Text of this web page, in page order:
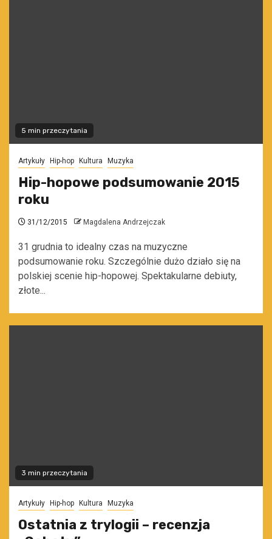
5 min przeczytania
Artykuły Hip-hop Kultura Muzyka
Hip-hopowe podsumowanie 2015
roku
31/12/2015 Magdalena Andrzejczak
31 grudnia to idealny czas na muzyczne
podsumowanie roku. Szczególnie dużo działo się na
polskiej scenie hip-hopowej. Spektakularne debiuty,
złote...
3 min przeczytania
Artykuły Hip-hop Kultura Muzyka
Ostatnia z trylogii – recenzja